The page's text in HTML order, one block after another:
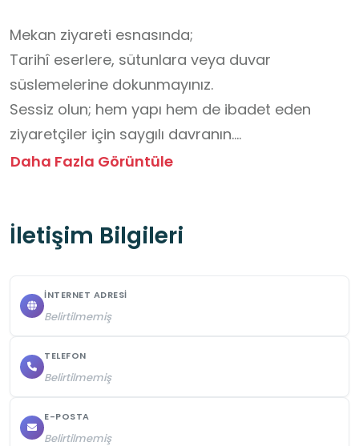
Mekan ziyareti esnasında;
Tarihî eserlere, sütunlara veya duvar
süslemelerine dokunmayınız.
Sessiz olun; hem yapı hem de ibadet eden
ziyaretçiler için saygılı davranın.
Fotoğraf çekmeden önce öğretmeninizin veya
dinleyin.
Mescit bölümünde uygun davranış kurallarına
Daha Fazla Görüntüle
İletişim Bilgileri
İNTERNET ADRESI
Belirtilmemiş
TELEFON
Belirtilmemiş
E-POSTA
Belirtilmemiş